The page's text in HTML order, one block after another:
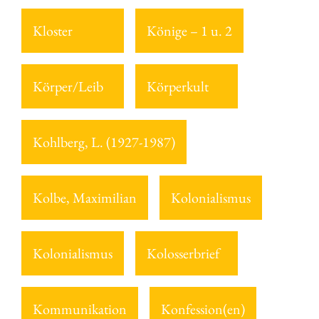
Kloster Könige – 1 u. 2
Körper/Leib Körperkult
Kohlberg, L. (1927-1987)
Kolbe, Maximilian Kolonialismus
Kolonialismus Kolosserbrief
Kommunikation Konfession(en)